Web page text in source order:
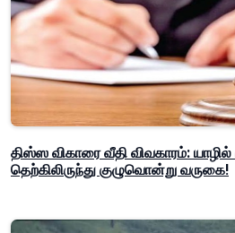
திஸ்ஸ விகாரை வீதி விவகாரம்:
தெற்கிலிருந்து குழுவொன்று வருகை!